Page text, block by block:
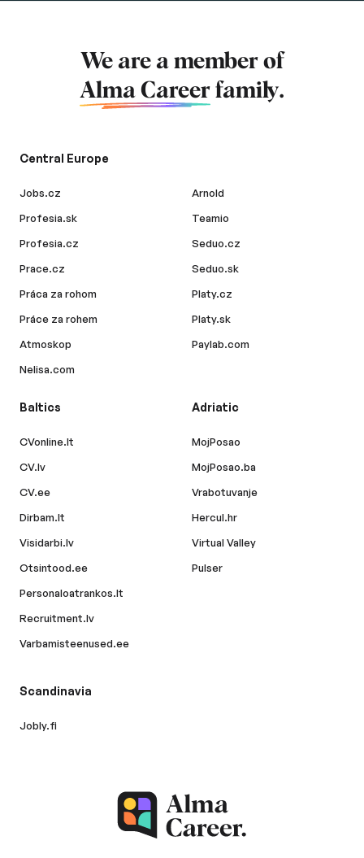
We are a member of
Alma Career family.
Central Europe
Jobs.cz
Profesia.sk
Profesia.cz
Prace.cz
Práca za rohom
Práce za rohem
Atmoskop
Nelisa.com
Arnold
Teamio
Seduo.cz
Seduo.sk
Platy.cz
Platy.sk
Paylab.com
Baltics
CVonline.lt
CV.lv
CV.ee
Dirbam.lt
Visidarbi.lv
Otsintood.ee
Personaloatrankos.lt
Recruitment.lv
Varbamisteenused.ee
Adriatic
MojPosao
MojPosao.ba
Vrabotuvanje
Hercul.hr
Virtual Valley
Pulser
Scandinavia
Jobly.fi